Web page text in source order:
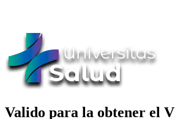
Valido para la obtener el